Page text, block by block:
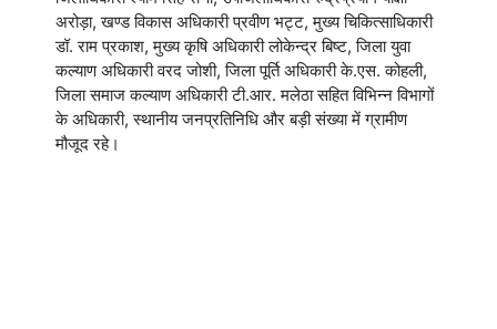
अरोड़ा, खण्ड विकास अधिकारी प्रवीण भट्ट, मुख्य चिकित्साधिकारी
डॉ. राम प्रकाश, मुख्य कृषि अधिकारी लोकेन्द्र बिष्ट, जिला युवा
कल्याण अधिकारी वरद जोशी, जिला पूर्ति अधिकारी के.एस. कोहली,
जिला समाज कल्याण अधिकारी टी.आर. मलेठा सहित विभिन्न विभागों
के अधिकारी, स्थानीय जनप्रतिनिधि और बड़ी संख्या में ग्रामीण
मौजूद रहे।